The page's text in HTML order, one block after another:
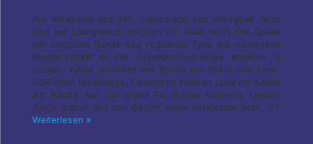
Am Vorabend des 130. Jahrestags von Volleyball (Was
sind wir kategorisch herzlich mit allen her?) Die Spiele
der sechsten Runde des regulären Teils der russischen
Meisterschaft in der Jugendvolleyballliga endeten in
Surgut.. Yukior durchlief vier Spiele mit Ask-2 und Zenit-
UOR ohne Niederlage, Obwohl im zweiten Spiel mit Kazan
am Rande war. Zu einem Tai Breika kommen, Unsere
Jungs gaben und den Beginn eines verkürzten Sets, 3:7.
Weiterlesen »